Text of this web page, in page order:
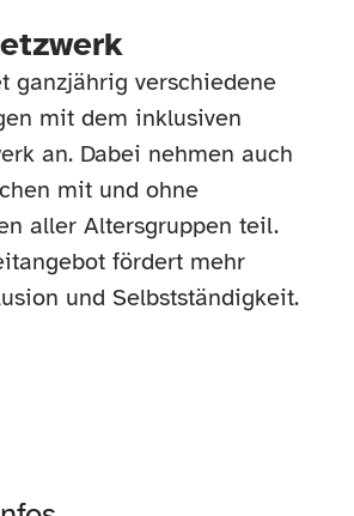
ganzjährig verschiedene
mit dem inklusiven
an. Dabei nehmen auch
mit und ohne
aller Altersgruppen teil.
fördert mehr
und Selbstständigkeit.